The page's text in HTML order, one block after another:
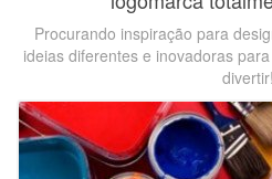
Procurando inspiração para
ideias diferentes e inovadoras
divertir!